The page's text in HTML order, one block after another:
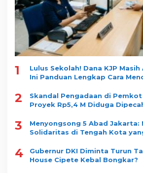
1
Lulus Sekolah! Dana KJP
Ini Panduan Lengkap Cara
2
Skandal Pengadaan di
Proyek Rp5,4 M Diduga
3
Menyongsong 5 Abad Jakarta:
Solidaritas di Tengah Kota
4
Gubernur DKI Diminta Turun
House Cipete Kebal Bongkar?